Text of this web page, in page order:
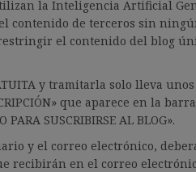
la Inteligencia Artificial
contenido de terceros sin
el contenido del blog
y tramitarla solo lleva
que aparece en la
SUSCRIBIRSE AL BLOG».
y el correo electrónico,
recibirán en el correo